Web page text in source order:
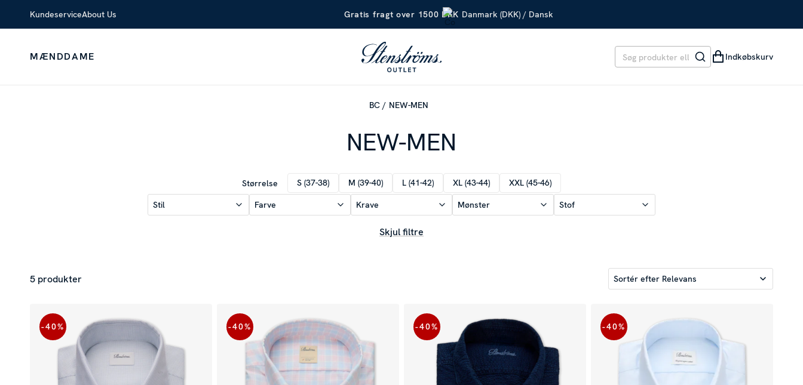
KundeserviceAbout Us Gratis fragt over 1500 DKK Danmark (DKK) / Dansk
MÆNDDAME Indkøbskurv
BC NEW-MEN
NEW-MEN
Størrelse S (37-38) M (39-40) L (41-42) XL (43-44) XXL (45-46)
Stil Farve Krave Mønster Stof
Skjul filtre
5 produkter Sortér efter Relevans
-40% -40% -40% -40%